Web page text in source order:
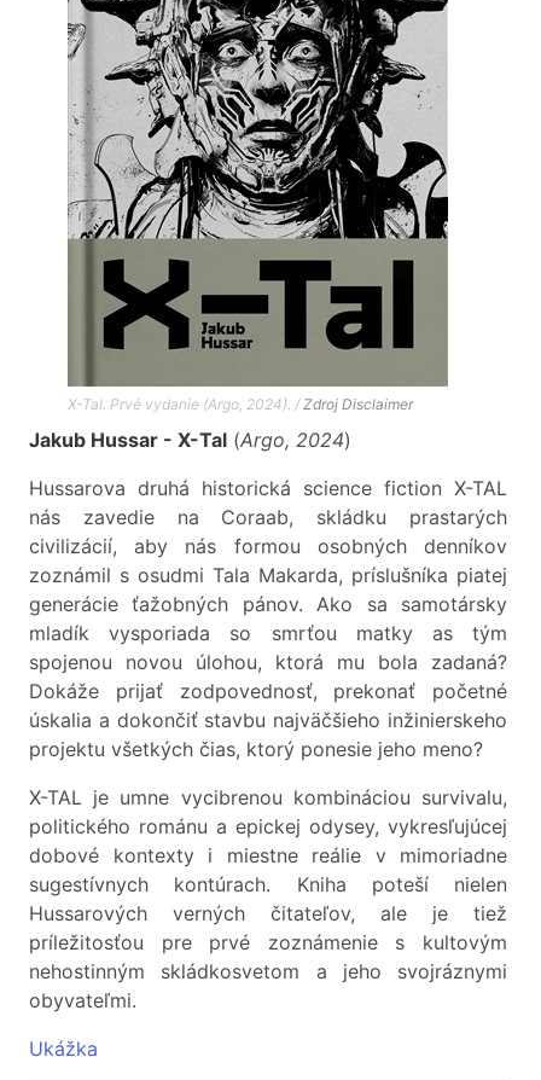
X-Tal. Prvé vydanie (Argo, 2024). / Zdroj Disclaimer
Jakub Hussar - X-Tal (Argo, 2024)
Hussarova druhá historická science fiction X-TAL
nás zavedie na Coraab, skládku prastarých
civilizácií, aby nás formou osobných denníkov
zoznámil s osudmi Tala Makarda, príslušníka piatej
generácie ťažobných pánov. Ako sa samotársky
mladík vysporiada so smrťou matky as tým
spojenou novou úlohou, ktorá mu bola zadaná?
Dokáže prijať zodpovednosť, prekonať početné
úskalia a dokončiť stavbu najväčšieho inžinierskeho
projektu všetkých čias, ktorý ponesie jeho meno?
X-TAL je umne vycibrenou kombináciou survivalu,
politického románu a epickej odysey, vykresľujúcej
dobové kontexty i miestne reálie v mimoriadne
sugestívnych kontúrach. Kniha poteší nielen
Hussarových verných čitateľov, ale je tiež
príležitosťou pre prvé zoznámenie s kultovým
nehostinným skládkosvetom a jeho svojráznymi
obyvateľmi.
Ukážka